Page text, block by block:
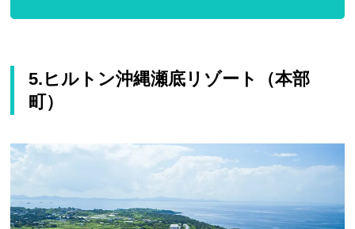
5.ヒルトン沖縄瀬底リゾート（本部
町）